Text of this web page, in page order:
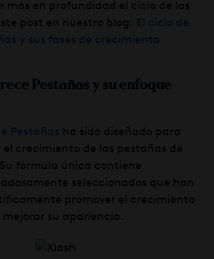
más en profundidad el ciclo de las
post en nuestro blog: El ciclo de
y sus fases de crecimiento
Pestañas y su enfoque
Pestañas ha sido diseñado para
crecimiento de las pestañas de
fórmula única contiene
seleccionados que han
promover el crecimiento
su apariencia.